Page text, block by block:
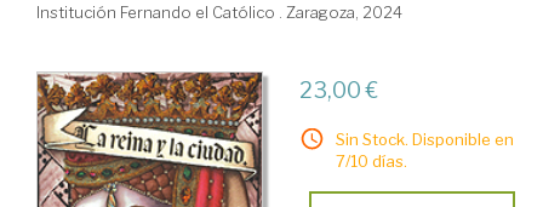
Institución Fernando el Católico . Zaragoza, 2024
23,00 €
Sin Stock. Disponible en
7/10 días.